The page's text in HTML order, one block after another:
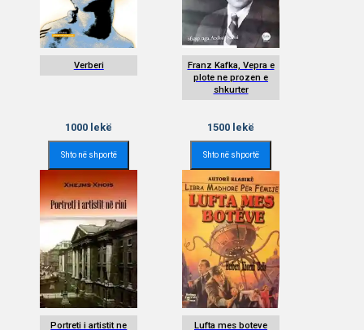
Verberi
1000 lekë
Shto në shportë
Franz Kafka, Vepra e
plote ne prozen e
shkurter
1500 lekë
Shto në shportë
Portreti i artistit ne Lufta mes boteve